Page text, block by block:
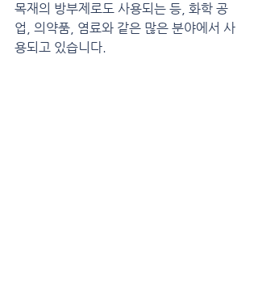
목재의 방부제로도 사용되는 등, 화학 공
업, 의약품, 염료와 같은 많은 분야에서 사
용되고 있습니다.